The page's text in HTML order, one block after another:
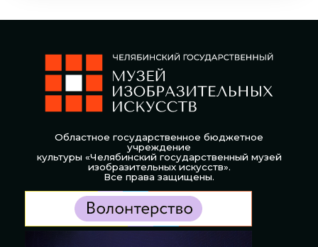
Областное государственное бюджетное
учреждение
культуры «Челябинский государственный музей
изобразительных искусств».
Все права защищены.